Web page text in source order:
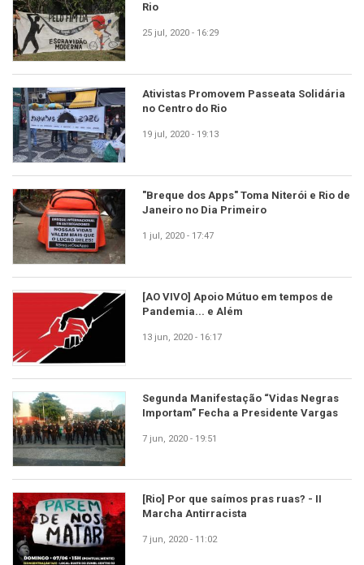
Rio
25 jul, 2020 - 16:29
Ativistas Promovem Passeata Solidária
no Centro do Rio
19 jul, 2020 - 19:13
"Breque dos Apps" Toma Niterói e Rio de
Janeiro no Dia Primeiro
1 jul, 2020 - 17:47
[AO VIVO] Apoio Mútuo em tempos de
Pandemia... e Além
13 jun, 2020 - 16:17
Segunda Manifestação “Vidas Negras
Importam” Fecha a Presidente Vargas
7 jun, 2020 - 19:51
[Rio] Por que saímos pras ruas? - II
Marcha Antirracista
7 jun, 2020 - 11:02